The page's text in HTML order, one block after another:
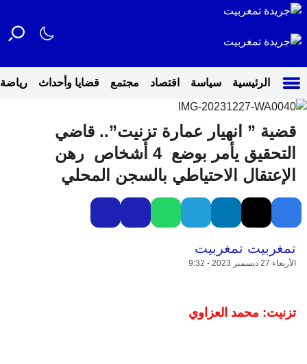
الرئيسية سياسة اقتصاد مجتمع قضايا وأحداث رياضة
قضية ” انهيار عمارة تزنيت”.. قاضي
التحقيق يأمر بوضع 4 أشخاص رهن
الإعتقال الاحتياطي بالسجن المحلي
تمغربيت تمغربيت
الأربعاء 27 ديسمبر 2023 - 9:32
تزنيت: محمد العزاوي